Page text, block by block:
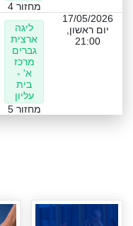
מחזור 4
17/05/2026
יום ראשון,
21:00
ליגה
ארצית
גברים
מרכז
א' -
בית
עליון
מחזור 5